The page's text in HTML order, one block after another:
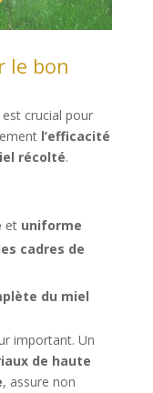
le bon
crucial pour
l’efficacité
récolté.
et uniforme
cadres de
du miel
important. Un
de haute
, assure non